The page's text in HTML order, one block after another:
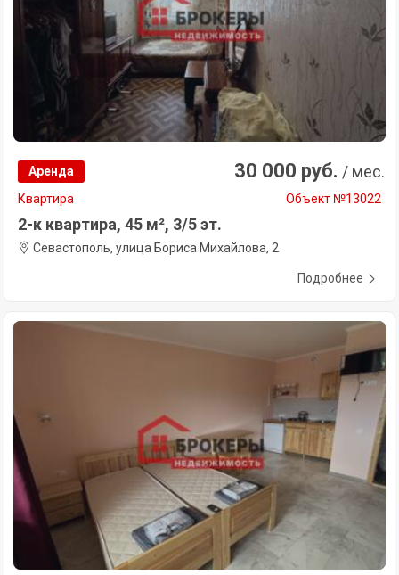
Аренда 30 000 руб. / мес.
Квартира Объект №13022
2-к квартира, 45 м², 3/5 эт.
Севастополь, улица Бориса Михайлова, 2
Подробнее